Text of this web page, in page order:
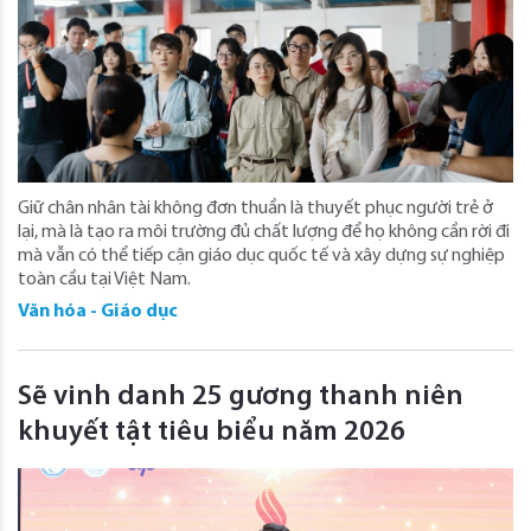
Giữ chân nhân tài không đơn thuần là thuyết phục người trẻ ở
lại, mà là tạo ra môi trường đủ chất lượng để họ không cần rời đi
mà vẫn có thể tiếp cận giáo dục quốc tế và xây dựng sự nghiệp
toàn cầu tại Việt Nam.
Văn hóa - Giáo dục
Sẽ vinh danh 25 gương thanh niên
khuyết tật tiêu biểu năm 2026